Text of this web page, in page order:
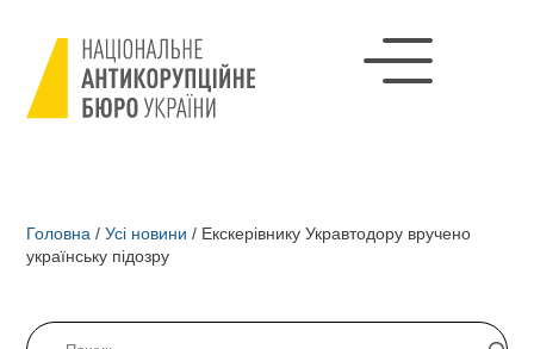
Головна / Усі новини / Екскерівнику Укравтодору вручено
українську підозру